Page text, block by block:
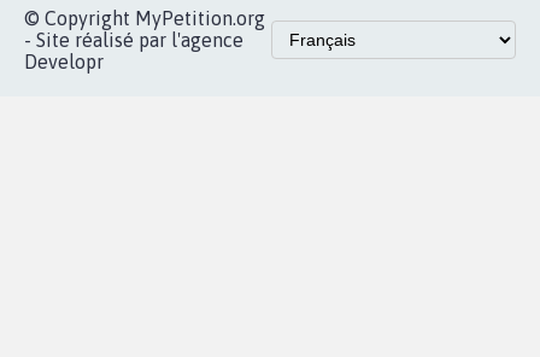
© Copyright MyPetition.org
- Site réalisé par l'agence
Developr